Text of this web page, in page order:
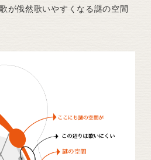
が俄然歌いやすくなる謎の空間